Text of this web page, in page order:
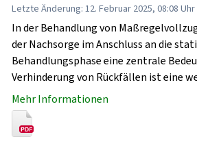
Letzte Änderung: 12. Februar 2025, 08:08 Uhr
In der Behandlung von
der Nachsorge im Anschluss an die
Behandlungsphase eine zentrale
Verhinderung von Rückfällen ist eine
Mehr Informationen